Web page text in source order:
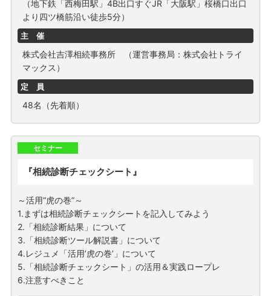
（地下鉄「西梅田駅」4B出口すぐJR「大阪駅」桜橋口出口
より四ツ橋筋沿い徒歩5分）
主 催
株式会社吉澤相続事務所 （運営事務局：株式会社トライ
マックス）
定 員
48名（先着順）
セミナー
『相続診断チェックシート』
～活用“虎の巻”～
1.まずは相続診断チェックシートを記入してみよう
2.「相続診断結果」について
3.「相続診断ツール解説書」について
4.レジュメ「活用’虎の巻’」について
5.「相続診断チェックシート」の活用＆実践ロープレ
6.注意すべきこと